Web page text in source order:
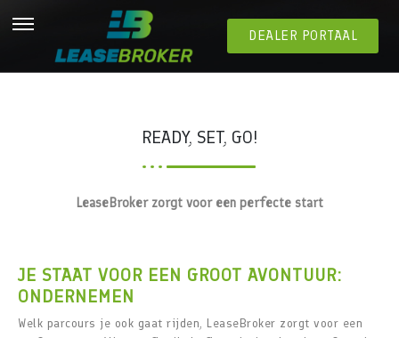
DEALER PORTAAL
READY, SET, GO!
LeaseBroker zorgt voor een perfecte start
JE STAAT VOOR EEN GROOT AVONTUUR:
ONDERNEMEN
Welk parcours je ook gaat rijden, LeaseBroker zorgt voor een